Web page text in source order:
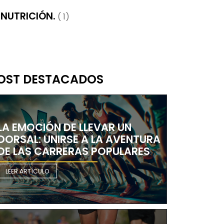
NUTRICIÓN. ( 1)
DESTACADOS
EMOCIÓN DE LLEVAR UN
UNIRSE A LA AVENTURA
LAS CARRERAS POPULARES
LEER ARTÍCULO